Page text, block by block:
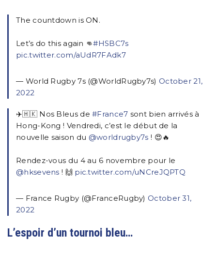
The countdown is ON.
Let’s do this again 👊#HSBC7s
pic.twitter.com/aUdR7FAdk7
— World Rugby 7s (@WorldRugby7s) October 21,
2022
✈️🇭🇰 Nos Bleus de#France7 sont bien arrivés à
Hong-Kong ! Vendredi, c’est le début de la
nouvelle saison du @worldrugby7s ! 😍🔥
Rendez-vous du 4 au 6 novembre pour le
@hksevens ! 🙌 pic.twitter.com/uNCreJQPTQ
— France Rugby (@FranceRugby) October 31,
2022
L’espoir d’un tournoi bleu…